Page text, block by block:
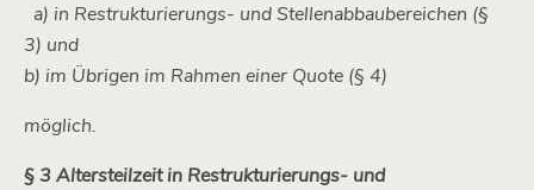
a) in Restrukturierungs- und Stellenabbaubereichen (§
3) und
b) im Übrigen im Rahmen einer Quote (§ 4)
möglich.
§ 3 Altersteilzeit in Restrukturierungs- und